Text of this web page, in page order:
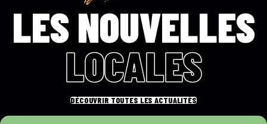
LES NOUVELLES
LOCALES
DÉCOUVRIR TOUTES LES ACTUALITÉS